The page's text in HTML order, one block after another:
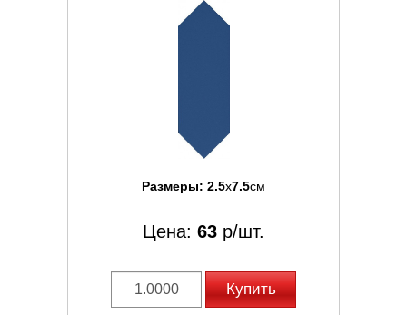
Размеры: 2.5x7.5см
Цена: 63 р/шт.
Купить